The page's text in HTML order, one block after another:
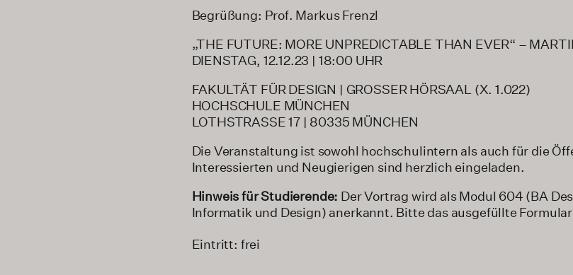
Begrüßung: Prof. Markus Frenzl
„THE FUTURE: MORE UNPREDICTABLE THAN EVER“ –
DIENSTAG, 12.12.23 | 18:00 UHR
FAKULTÄT FÜR DESIGN | GROSSER HÖRSAAL (X. 1.022)
HOCHSCHULE MÜNCHEN
LOTHSTRASSE 17 | 80335 MÜNCHEN
Die Veranstaltung ist sowohl hochschulintern als auch für die
Interessierten und Neugierigen sind herzlich eingeladen.
Hinweis für Studierende: Der Vortrag wird als Modul 604 (BA
Informatik und Design) anerkannt. Bitte das ausgefüllte
Eintritt: frei